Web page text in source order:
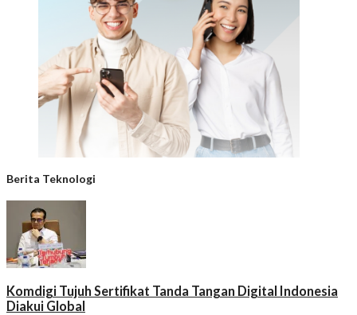
Berita Teknologi
Komdigi Tujuh Sertifikat Tanda Tangan Digital Indonesia
Diakui Global